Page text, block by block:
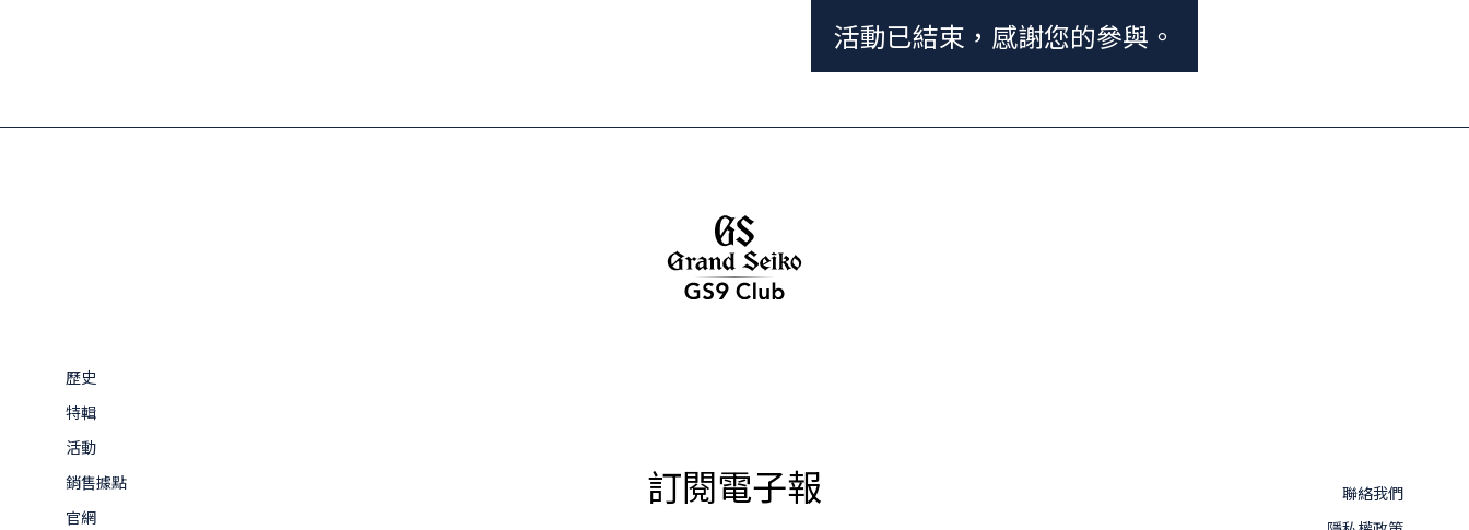
活動已結束，感謝您的參與。
歷史
特輯
活動
銷售據點
官網
訂閱電子報
聯絡我們